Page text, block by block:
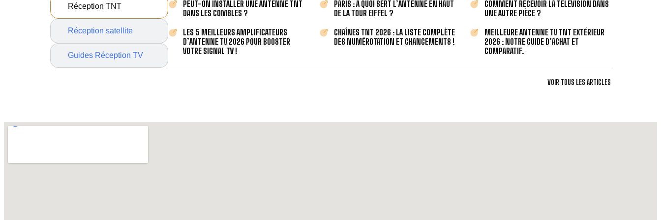
Réception TNT
Réception satellite
Guides Réception TV
PEUT-ON INSTALLER UNE ANTENNE TNT
DANS LES COMBLES ?
PARIS : À QUOI SERT L’ANTENNE EN HAUT
DE LA TOUR EIFFEL ?
COMMENT RECEVOIR LA TÉLÉVISION DANS
UNE AUTRE PIÈCE ?
LES 5 MEILLEURS AMPLIFICATEURS
D’ANTENNE TV 2026 POUR BOOSTER
VOTRE SIGNAL TV !
CHAÎNES TNT 2026 : LA LISTE COMPLÈTE
DES NUMÉROTATION ET CHANGEMENTS !
MEILLEURE ANTENNE TV TNT EXTÉRIEUR
2026 : NOTRE GUIDE D’ACHAT ET
COMPARATIF.
VOIR TOUS LES ARTICLES